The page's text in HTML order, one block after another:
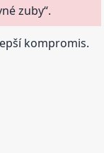
zuby“.
kompromis.